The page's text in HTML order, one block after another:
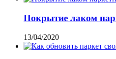
Покрытие лаком
13/04/2020